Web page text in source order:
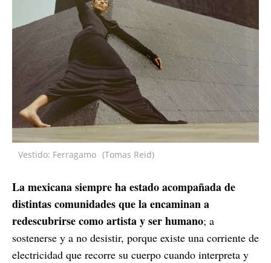
Vestido: Ferragamo (Tomas Reid)
La mexicana siempre ha estado acompañada de
distintas comunidades que la encaminan a
redescubrirse como artista y ser humano; a
sostenerse y a no desistir, porque existe una corriente de
electricidad que recorre su cuerpo cuando interpreta y